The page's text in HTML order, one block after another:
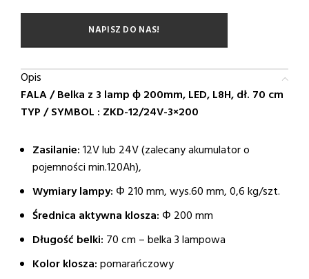
NAPISZ DO NAS!
Opis
FALA / Belka z 3 lamp ϕ 200mm, LED, L8H, dł. 70 cm
TYP / SYMBOL : ZKD-12/24V-3×200
Zasilanie:12V lub 24V (zalecany akumulator o
pojemności min.120Ah),
Wymiary lampy: Φ 210 mm, wys.60 mm, 0,6 kg/szt.
Średnica aktywna klosza: Φ 200 mm
Długość belki: 70 cm – belka 3 lampowa
Kolor klosza:pomarańczowy